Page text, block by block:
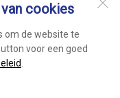
cookies
om de website te
voor een goed